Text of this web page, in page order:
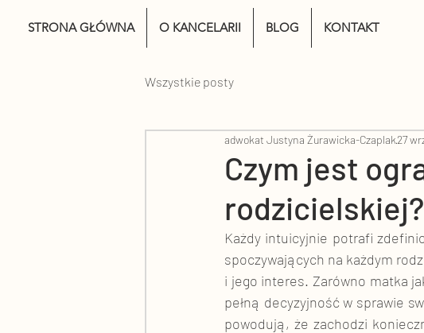
STRONA GŁÓWNA O KANCELARII BLOG KONTAKT
Wszystkie posty
Czym jest
rodzicielskiej?
adwokat Justyna Żurawicka-Czaplak27
Każdy intuicyjnie potrafi
spoczywających na każdym
i jego interes. Zarówno matka
pełną decyzyjność w sprawie
powodują, że zachodzi